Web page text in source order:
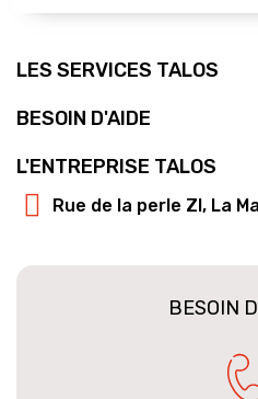
LES SERVICES TALOS
BESOIN D'AIDE
L'ENTREPRISE TALOS
Rue de la perle ZI, La
BESOIN